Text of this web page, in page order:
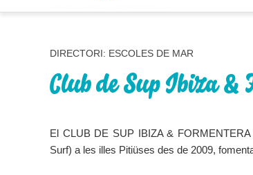
DIRECTORI: ESCOLES DE MAR
Club de Sup Ibiza
El CLUB DE SUP IBIZA &
Surf) a les illes Pitiüses des de 2009,